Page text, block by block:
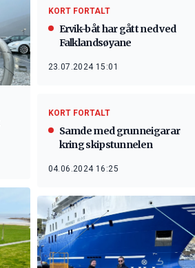
KORT FORTALT
Ervik-båt har gått ned ved
Falklandsøyane
23.07.2024 15:01
KORT FORTALT
Samde med grunneigarar
kring skipstunnelen
04.06.2024 16:25